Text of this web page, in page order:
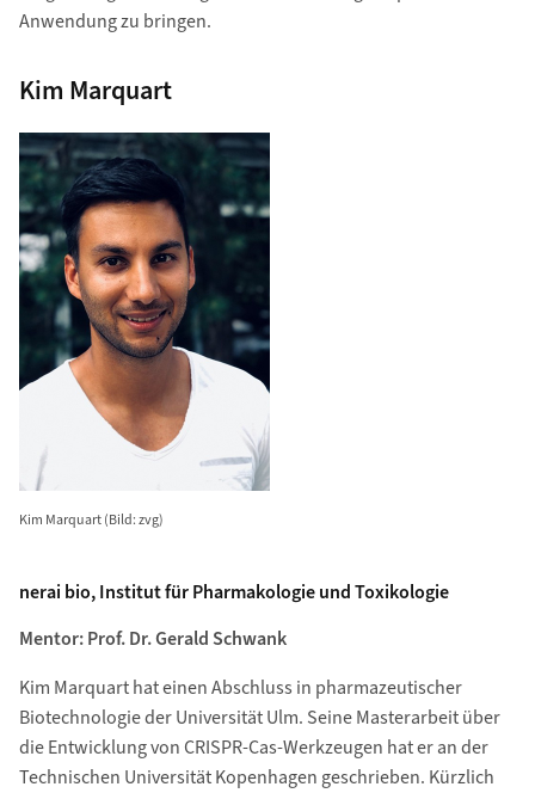
Anwendung zu bringen.
Kim Marquart
Kim Marquart (Bild: zvg)
nerai bio, Institut für Pharmakologie und Toxikologie
Mentor: Prof. Dr. Gerald Schwank
Kim Marquart hat einen Abschluss in pharmazeutischer
Biotechnologie der Universität Ulm. Seine Masterarbeit über
die Entwicklung von CRISPR-Cas-Werkzeugen hat er an der
Technischen Universität Kopenhagen geschrieben. Kürzlich